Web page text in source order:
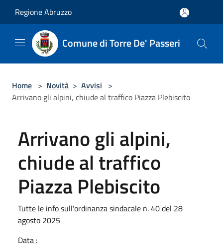
Regione Abruzzo
Comune di Torre De' Passeri
Home > Novità > Avvisi >
Arrivano gli alpini, chiude al traffico Piazza Plebiscito
Arrivano gli alpini,
chiude al traffico
Piazza Plebiscito
Tutte le info sull'ordinanza sindacale n. 40 del 28
agosto 2025
Data :